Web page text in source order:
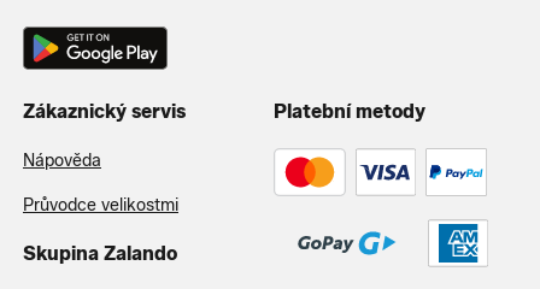
Zákaznický servis
Nápověda
Průvodce velikostmi
Skupina Zalando
Platební metody